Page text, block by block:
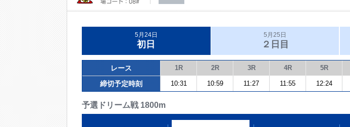
5月24日
初日
5月25日
２日目
レース 1R 2R 3R 4R 5R
締切予定時刻 10:31 10:59 11:27 11:55 12:24
予選ドリーム戦 1800m